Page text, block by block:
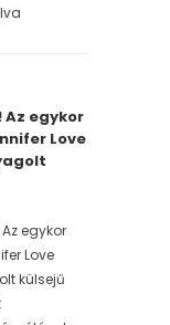
Az egykor
Love
egykor
Love
külsejű